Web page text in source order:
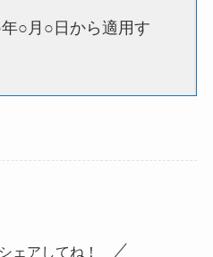
○月○日から適用す
ェアしてね！